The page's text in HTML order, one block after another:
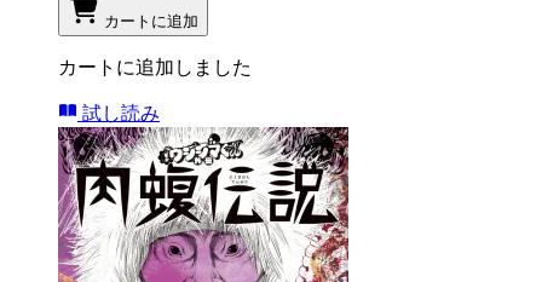
カートに追加
カートに追加しました
試し読み